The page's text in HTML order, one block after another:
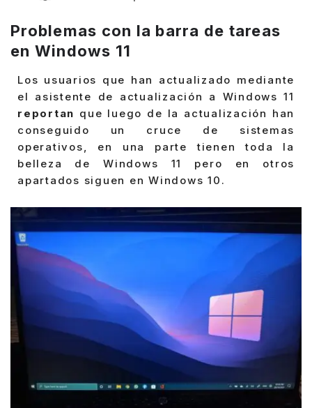
Problemas con la barra de tareas
en Windows 11
Los usuarios que han actualizado mediante
el asistente de actualización a Windows 11
reportan que luego de la actualización han
conseguido un cruce de sistemas
operativos, en una parte tienen toda la
belleza de Windows 11 pero en otros
apartados siguen en Windows 10.